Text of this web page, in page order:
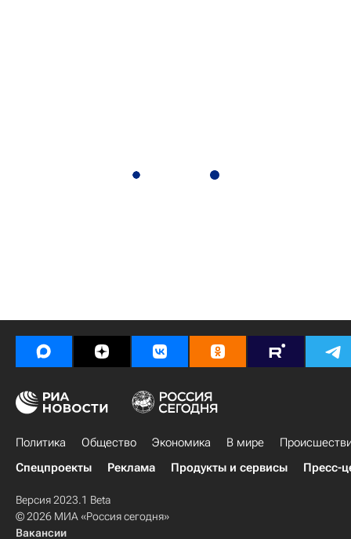
Политика Общество Экономика В мире
Спецпроекты
Реклама Продукты и сервисы Пресс-
Версия 2023.1 Beta
© 2026 МИА «Россия сегодня»
Вакансии